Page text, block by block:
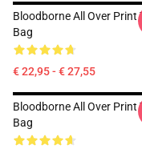
Bloodborne All Over Print
Bag
€ 22,95 - € 27,55
Bloodborne All Over Print
Bag